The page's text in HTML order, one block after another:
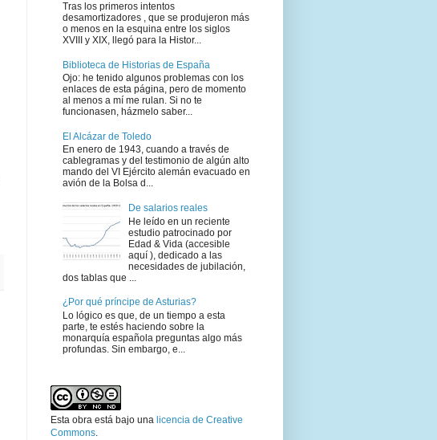
Tras los primeros intentos
desamortizadores , que se produjeron más
o menos en la esquina entre los siglos
XVIII y XIX, llegó para la Histor...
Biblioteca de Historias de España
Ojo: he tenido algunos problemas con los
enlaces de esta página, pero de momento
al menos a mí me rulan. Si no te
funcionasen, házmelo saber...
El Alcázar de Toledo
En enero de 1943, cuando a través de
cablegramas y del testimonio de algún alto
mando del VI Ejército alemán evacuado en
avión de la Bolsa d...
De salarios reales
He leído en un reciente
estudio patrocinado por
Edad & Vida (accesible
aquí ), dedicado a las
necesidades de jubilación,
dos tablas que ...
¿Por qué príncipe de Asturias?
Lo lógico es que, de un tiempo a esta
parte, te estés haciendo sobre la
monarquía española preguntas algo más
profundas. Sin embargo, e...
Esta obra está bajo una licencia de Creative
Commons.